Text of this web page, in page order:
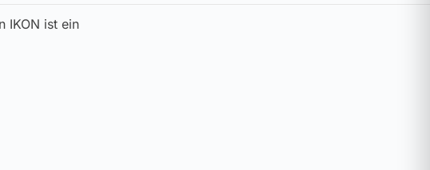
IKON ist ein